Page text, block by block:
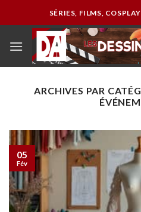
SÉRIES, FILMS,
ARCHIVES PAR
05
Fév